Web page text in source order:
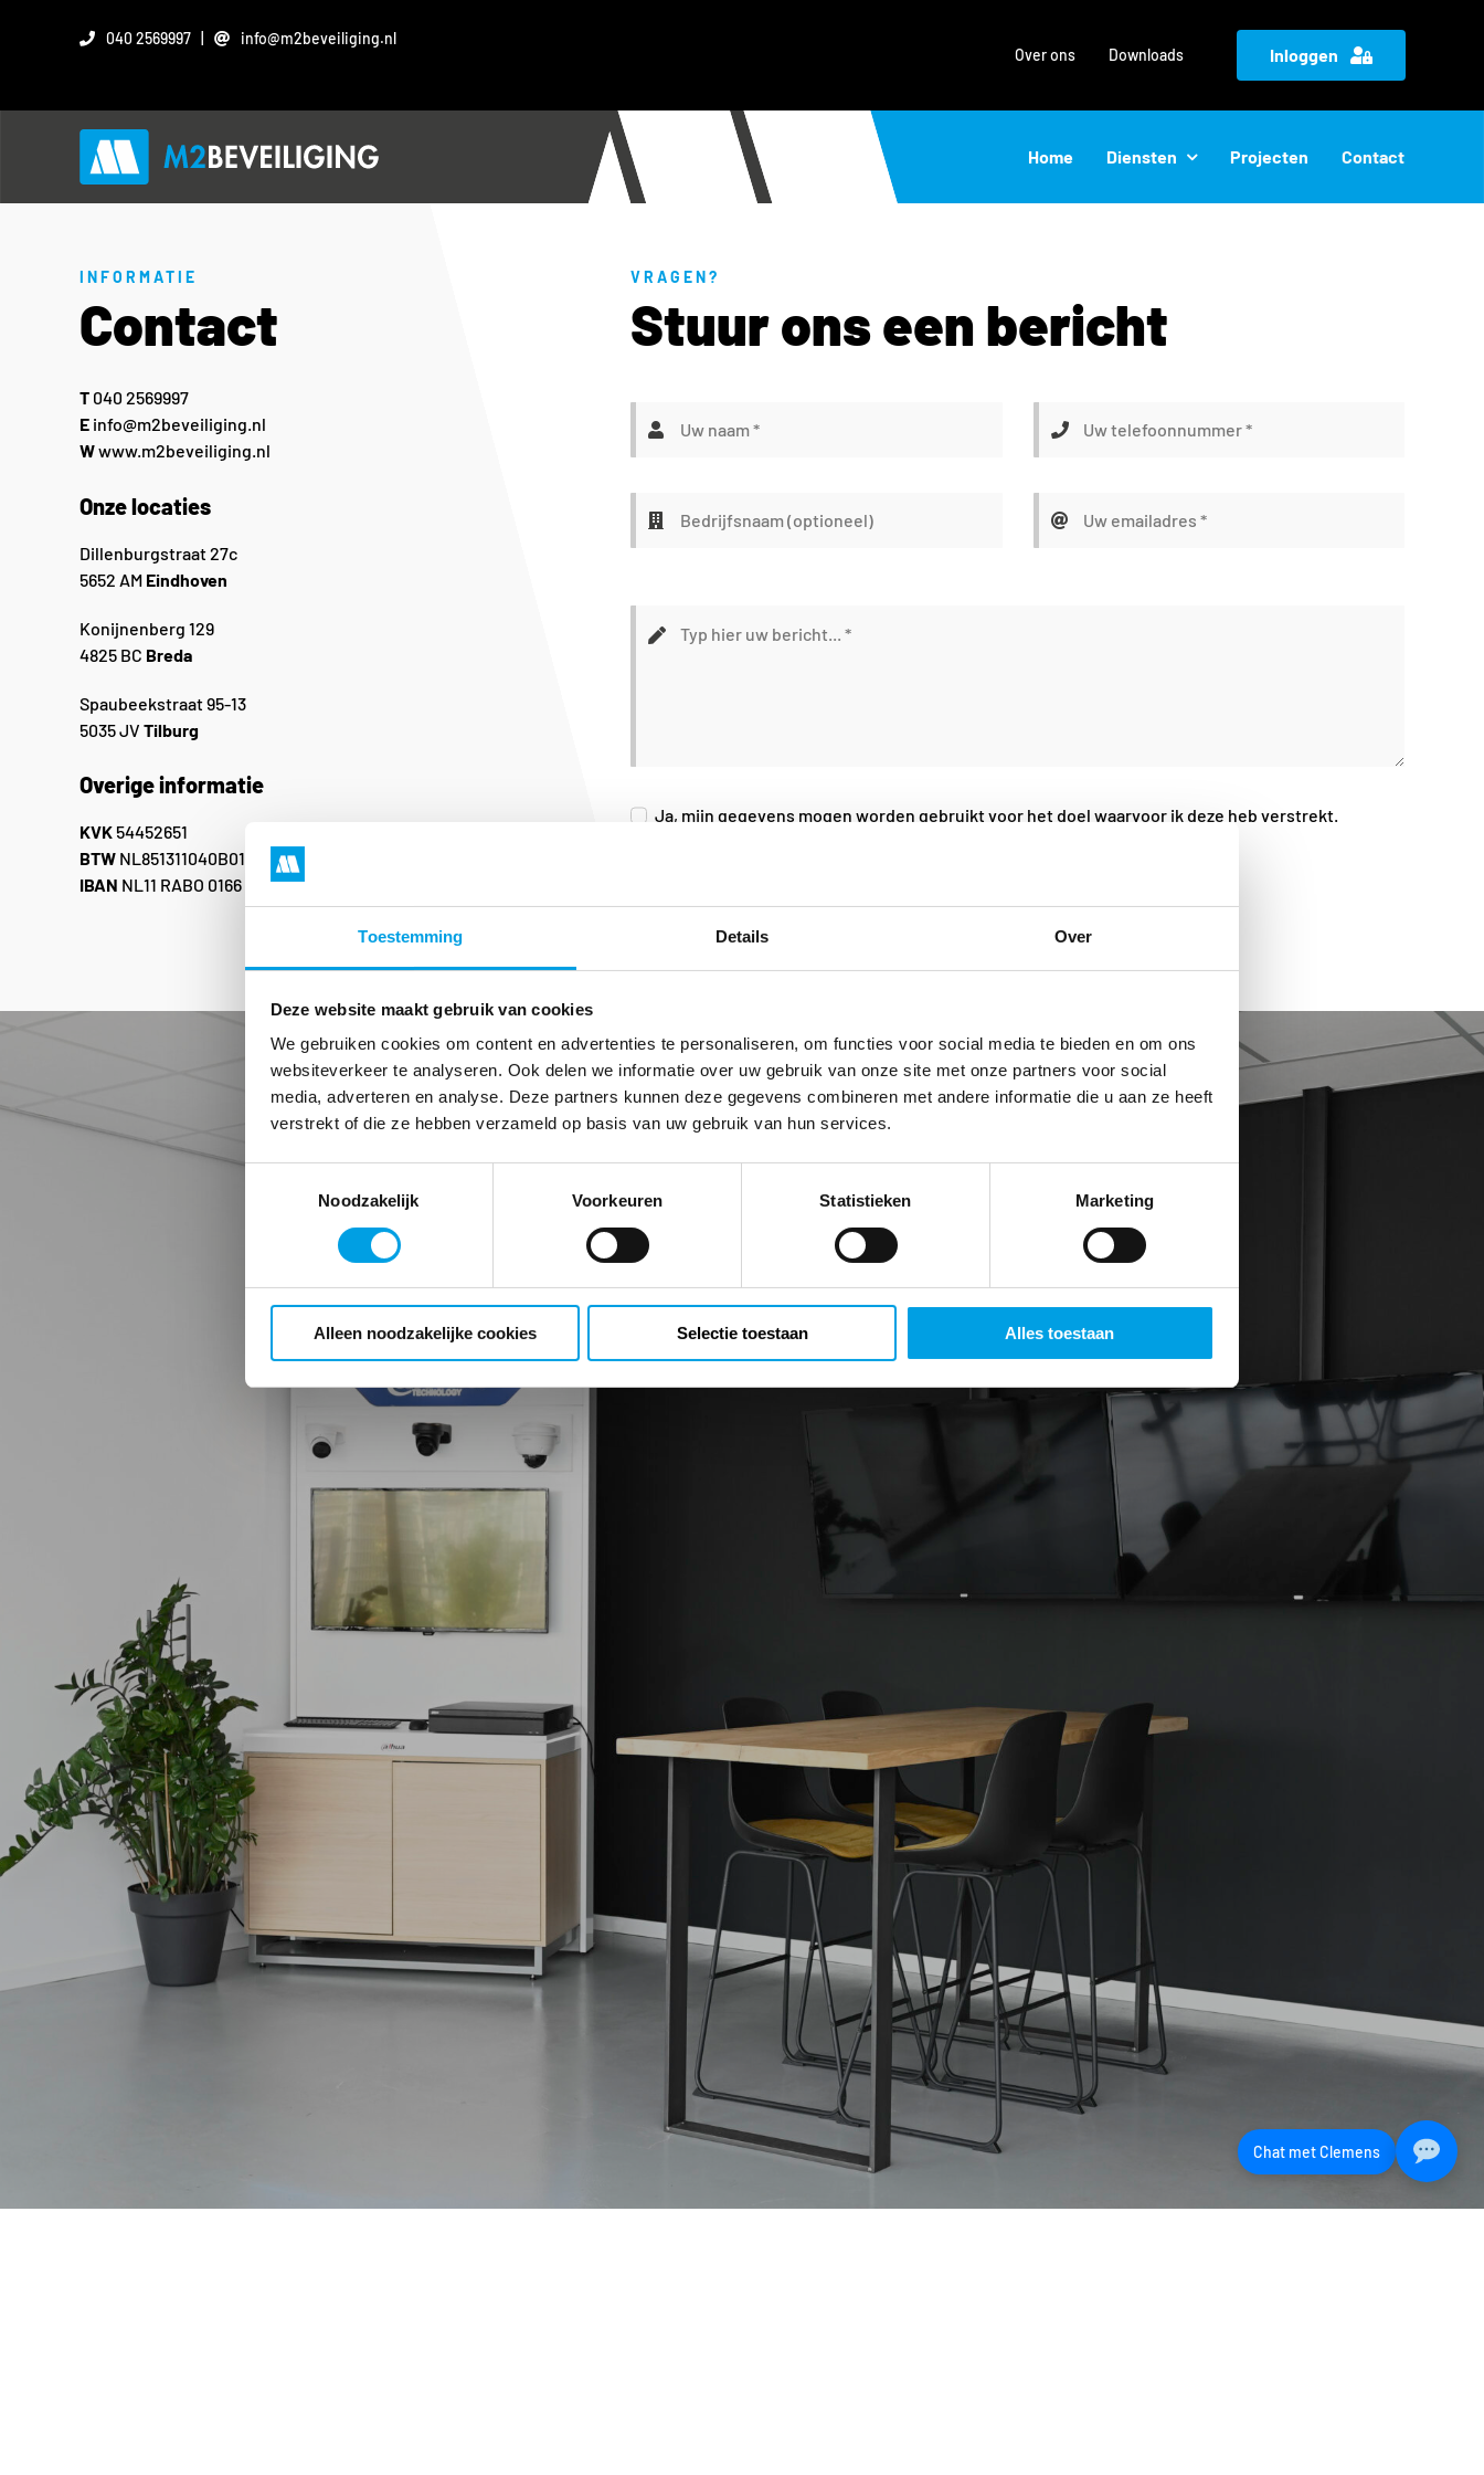
Toestemming Details Over
Deze website maakt gebruik van cookies
We gebruiken cookies om content en advertenties te personaliseren, om functies voor social media te bieden en om ons
websiteverkeer te analyseren. Ook delen we informatie over uw gebruik van onze site met onze partners voor social
media, adverteren en analyse. Deze partners kunnen deze gegevens combineren met andere informatie die u aan ze heeft
verstrekt of die ze hebben verzameld op basis van uw gebruik van hun services.
Noodzakelijk
Voorkeuren Statistieken Marketing
Alleen noodzakelijke cookies Selectie toestaan Alles toestaan
040 2569997|
info@m2beveiliging.nl
Over ons
Downloads Inloggen
Home Diensten Projecten Contact
INFORMATIE
Contact
T 040 2569997
E info@m2beveiliging.nl
Wwww.m2beveiliging.nl
Onze locaties
Dillenburgstraat 27c
5652 AM Eindhoven
Konijnenberg 129
4825 BC Breda
Spaubeekstraat 95-13
5035 JV Tilburg
Overige informatie
KVK54452651
BTWNL851311040B01
IBAN NL11 RABO 0166 9820 59
VRAGEN?
Stuur ons een bericht
Ja, mijn gegevens mogen worden gebruikt voor het doel waarvoor ik deze heb verstrekt.
Chat met Clemens